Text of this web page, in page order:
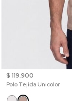
$ 119.900
Polo Tejida Unicolor